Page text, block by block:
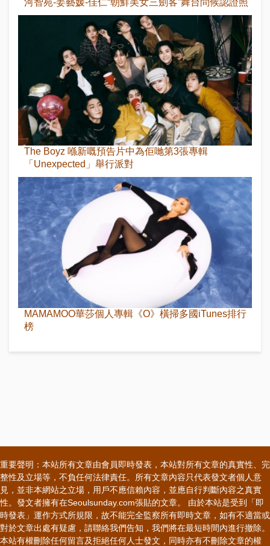
河智苑-姜藝媛-佳仁“朝鮮美女三劍客”舞台問候認證照
The Boyz 喺新嘅預告片中為佢哋第3張專輯
「Unexpected」舉行派對
MAMAMOO華莎個人專輯《O》橫掃多國iTunes排行
榜
重要聲明：本站所有文章由會員即時發表，本站對所有文章的真實性、完
整性及立場等，不負任何法律責任。所有文章內容只代表發文者個人意
見，並非本網站之立場，用戶不應信賴內容，並應自行判斷內容之真實
性。發文者擁有在Seoulsunday.com張貼的文章。 由於本站是受到「即
時發表」運作方式所規限，故不能完全監察所有即時文章，如有不適當或
對於文章出處有疑慮，請聯絡我們告知，我們將在最短時間內進行撤除。
本站有權刪除任何留言及拒絕任何人士發文，同時亦有不刪除文章的權